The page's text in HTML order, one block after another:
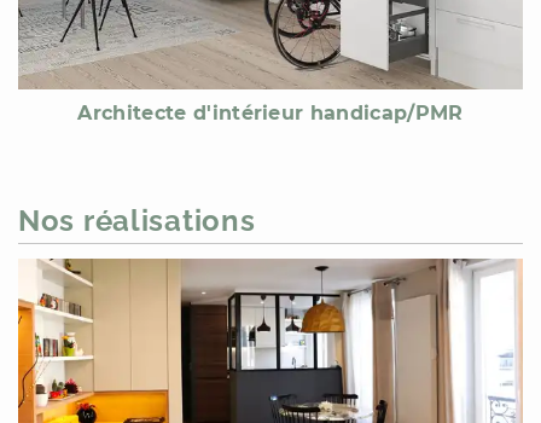
Architecte d'intérieur handicap/PMR
Nos réalisations